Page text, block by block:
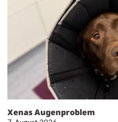
Xenas Augenproblem